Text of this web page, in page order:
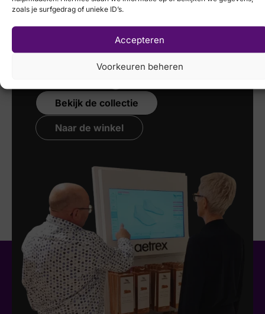
zoals je surfgedrag of unieke ID’s.
Accepteren
Voorkeuren beheren
Laat uw voeten
scannenmet de
nieuwste 3D
Bekijk de collectie
Naar de winkel